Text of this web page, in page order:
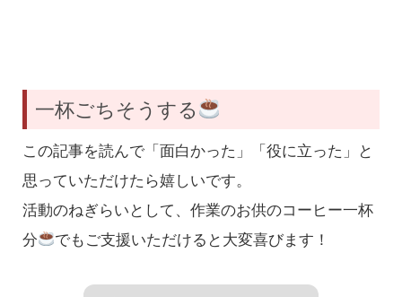
一杯ごちそうする
この記事を読んで「面白かった」「役に立った」と
思っていただけたら嬉しいです。
活動のねぎらいとして、作業のお供のコーヒー一杯
分
でもご支援いただけると大変喜びます！